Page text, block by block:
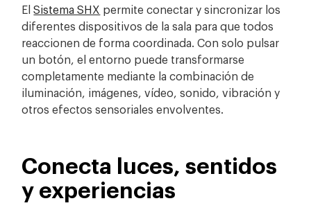
ElSistema SHX permite conectar y sincronizar los
diferentes dispositivos de la sala para que todos
reaccionen de forma coordinada. Con solo pulsar
un botón, el entorno puede transformarse
completamente mediante la combinación de
iluminación, imágenes, vídeo, sonido, vibración y
otros efectos sensoriales envolventes.
Conecta luces, sentidos
y experiencias